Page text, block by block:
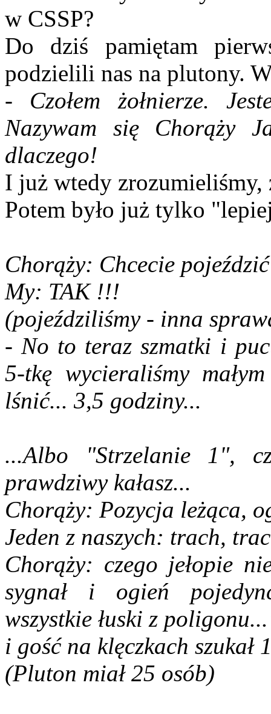
w CSSP?
Do dziś pamiętam
podzielili nas na plutony.
- Czołem żołnierze.
Nazywam się Chorąży
dlaczego!
I już wtedy zrozumieliśmy,
Potem było już tylko
Chorąży: Chcecie
My: TAK !!!
(pojeździliśmy - inna
- No to teraz szmatki i
5-tkę wycieraliśmy
lśnić... 3,5 godziny...
...Albo "Strzelanie 1",
prawdziwy kałasz...
Chorąży: Pozycja leżąca,
Jeden z naszych: trach,
Chorąży: czego jełopie
sygnał i ogień
wszystkie łuski z
i gość na klęczkach szukał
(Pluton miał 25 osób)